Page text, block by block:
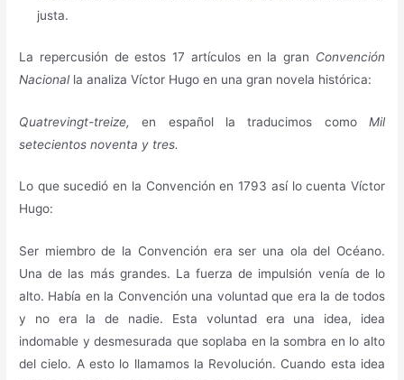
justa.
La repercusión de estos 17 artículos en la gran Convención
Nacional la analiza Víctor Hugo en una gran novela histórica:
Quatrevingt-treize,en español la traducimos como Mil
setecientos noventa y tres.
Lo que sucedió en la Convención en 1793 así lo cuenta Víctor
Hugo:
Ser miembro de la Convención era ser una ola del Océano.
Una de las más grandes. La fuerza de impulsión venía de lo
alto. Había en la Convención una voluntad que era la de todos
y no era la de nadie. Esta voluntad era una idea, idea
indomable y desmesurada que soplaba en la sombra en lo alto
del cielo. A esto lo llamamos la Revolución. Cuando esta idea